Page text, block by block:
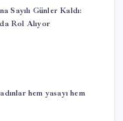
Sayılı Günler Kaldı:
da Rol Alıyor
hem yasayı hem